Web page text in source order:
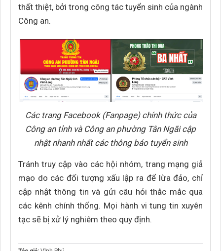
thất thiệt, bởi trong công tác tuyển sinh của ngành
Công an.
Các trang Facebook (Fanpage) chính thức của
Công an tỉnh và Công an phường Tân Ngãi cập
nhật nhanh nhất các thông báo tuyển sinh
Tránh truy cập vào các hội nhóm, trang mạng giả
mạo do các đối tượng xấu lập ra để lừa đảo, chỉ
cập nhật thông tin và gửi câu hỏi thắc mắc qua
các kênh chính thống. Mọi hành vi tung tin xuyên
tạc sẽ bị xử lý nghiêm theo quy định.